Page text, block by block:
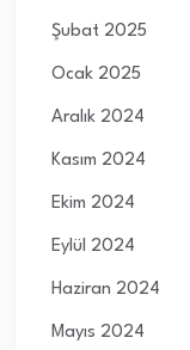
Şubat 2025
Ocak 2025
Aralık 2024
Kasım 2024
Ekim 2024
Eylül 2024
Haziran 2024
Mayıs 2024